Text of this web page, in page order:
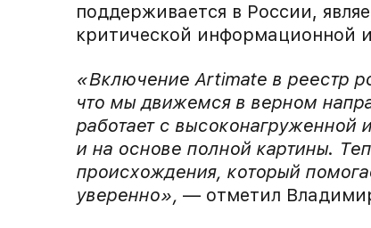
поддерживается в России,
критической информационной
«Включение Artimate в реестр
что мы движемся в верном
работает с
и на основе полной картины.
происхождения, который
уверенно», — отметил